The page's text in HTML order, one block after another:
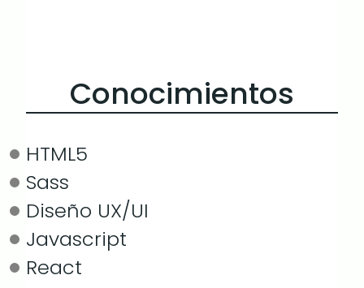
Conocimientos
HTML5
Sass
Diseño UX/UI
Javascript
React